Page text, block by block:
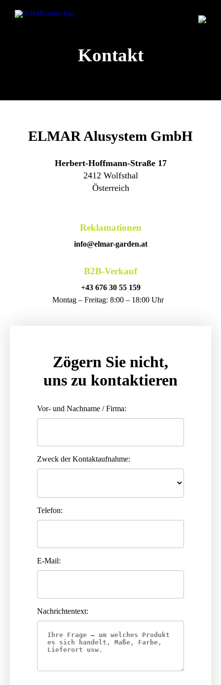
Kontakt
ELMAR Alusystem GmbH
Herbert-Hoffmann-Straße 17
2412 Wolfsthal
Österreich
Reklamationen
info@elmar-garden.at
B2B-Verkauf
+43 676 30 55 159
Montag – Freitag: 8:00 – 18:00 Uhr
Zögern Sie nicht,
uns zu kontaktieren
Vor- und Nachname / Firma:
Zweck der Kontaktaufnahme:
Telefon:
E-Mail:
Nachrichtentext: